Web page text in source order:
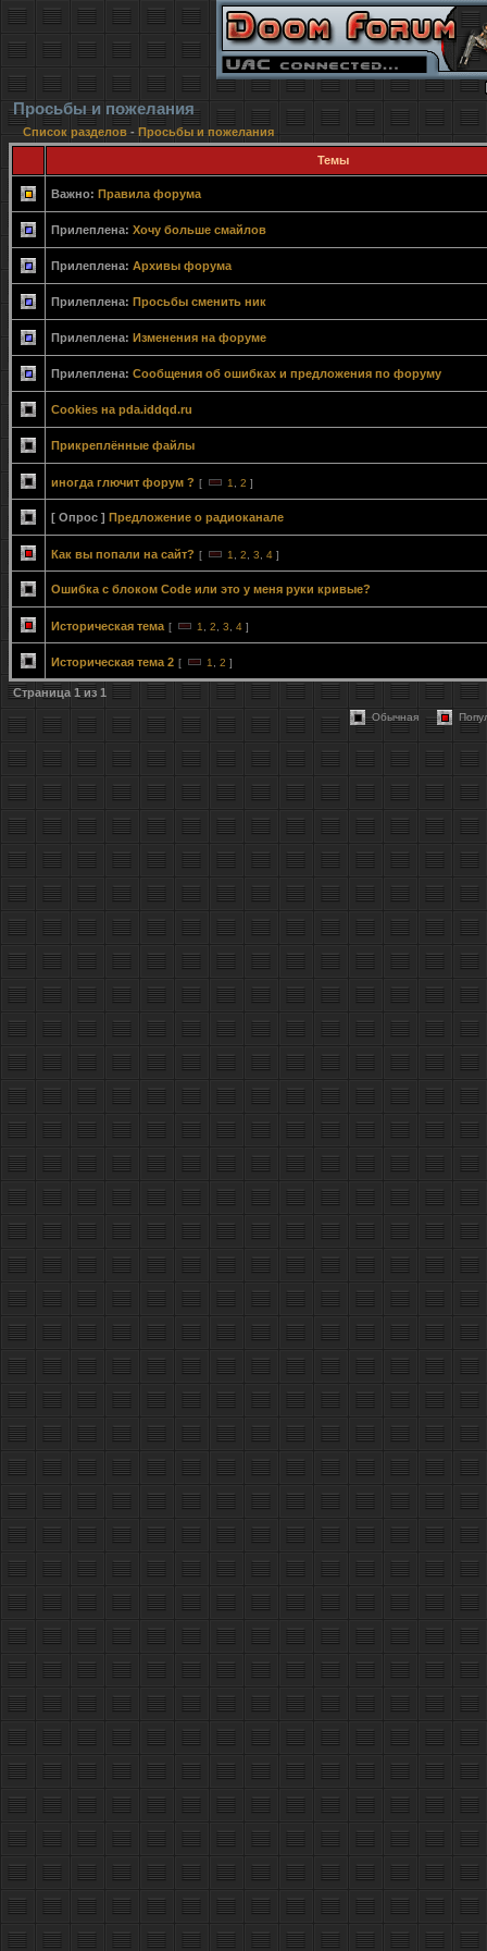
Просьбы и пожелания
Список разделов - Просьбы и пожелания
Темы
Важно: Правила форума
Прилеплена: Хочу больше смайлов
Прилеплена: Архивы форума
Прилеплена: Просьбы сменить ник
Прилеплена: Изменения на форуме
Прилеплена: Сообщения об ошибках и предложения по форуму
Cookies на pda.iddqd.ru
Прикреплённые файлы
иногда глючит форум ? [ 1 2 ]
[ Опрос ] Предложение о радиоканале
Как вы попали на сайт? [ 1 2 3 4 ]
Ошибка с блоком Code или это у меня руки кривые?
Историческая тема [ 1 2 3 4 ]
Историческая тема 2 [ 1 2 ]
Страница 1из 1
Обычная